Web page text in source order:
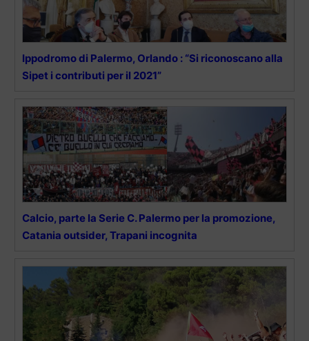
Ippodromo di Palermo, Orlando : “Si riconoscano alla
Sipet i contributi per il 2021”
Calcio, parte la Serie C. Palermo per la promozione,
Catania outsider, Trapani incognita